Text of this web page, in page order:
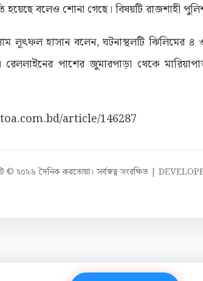
হয়েছে বলেও শোনা গেছে। বিষয়টি রাজশাহী
লূৎফল হাসান বলেন, ঘটনাস্থলটি ঝিলিমের
রেললাইনের পাশের জুমারপাড়া থেকে
article/146287
© ২০২৬ দৈনিক করতোয়া। সর্বস্বত্ব সংরক্ষিত |